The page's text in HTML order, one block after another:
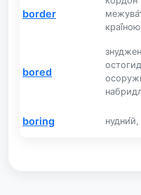
border
bored
boring